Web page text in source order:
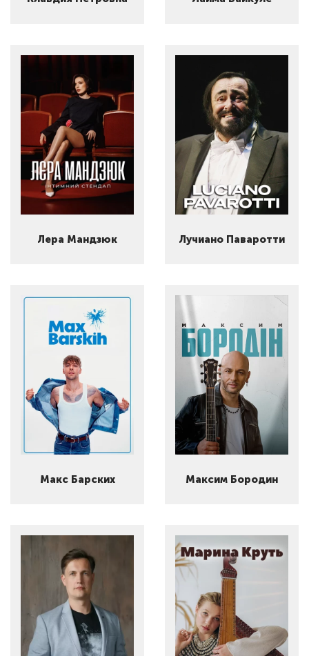
Лера Мандзюк Лучиано Паваротти
Макс Барских Максим Бородин